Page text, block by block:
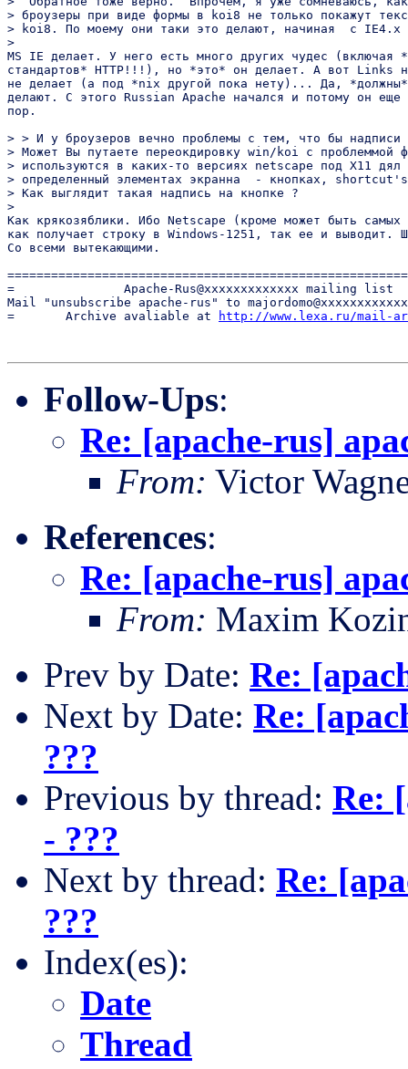
> броузеры при виде формы в koi8 не только покажут
> koi8. По моему они таки это делают, начиная  с IE4.x
>
MS IE делает. У него есть много других чудес (включая
стандартов* HTTP!!!), но *это* он делает. А вот Links
не делает (а под *nix другой пока нету)... Да,
делают. С этого Russian Apache начался и потому он
пор.
> > И у броузеров вечно проблемы с тем, что бы надписи
> Может Вы путаете переокдировку win/koi с проблеммой
> используются в каких-то версиях netscape под X11 дял
> определенный элементах экранна  - кнопках,
> Как выглядит такая надпись на кнопке ?
>
Как крякозяблики. Ибо Netscape (кроме может быть самых
как получает строку в Windows-1251, так ее и
Со всеми вытекающими.
=               Apache-Rus@xxxxxxxxxxxxx
Mail "unsubscribe apache-rus" to
=       Archive avaliable at
http://www.lexa.ru/mail-
Follow-Ups:
Re: [apache-rus]
From: Victor
References:
Re: [apache-rus]
From: Maxim
Prev by Date: Re:
Next by Date: Re:
???
Previous by thread: Re:
- ???
Next by thread: Re:
???
Index(es):
Date
Thread